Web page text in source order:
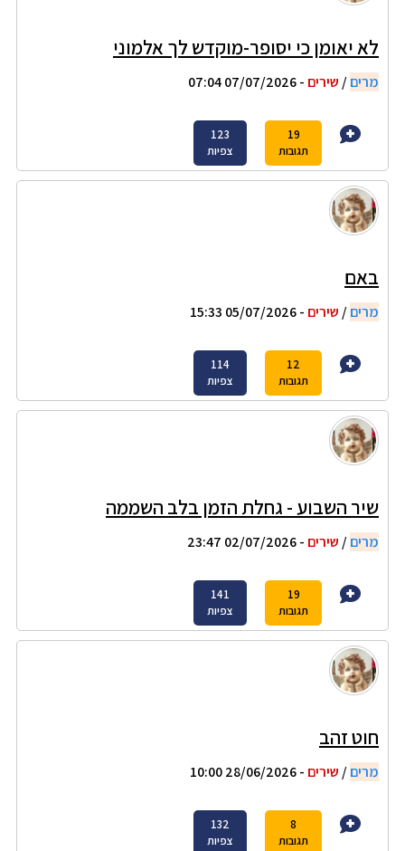
לא יאומן כי יסופר-מוקדש לך אלמוני
מרים/ שירים - 07/07/2026 07:04
19
תגובות
123
צפיות
באם
מרים/ שירים - 05/07/2026 15:33
12
תגובות
114
צפיות
שיר השבוע - גחלת הזמן בלב השממה
מרים/ שירים - 02/07/2026 23:47
19
תגובות
141
צפיות
חוט זהב
מרים/ שירים - 28/06/2026 10:00
8
תגובות
132
צפיות